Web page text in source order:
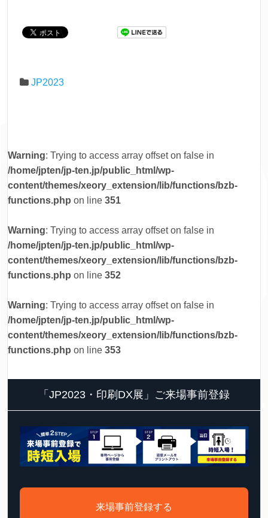
JP2023
Warning: Trying to access array offset on false in
/home/jpten/jp-ten.jp/public_html/wp-
content/themes/xeory_extension/lib/functions/bzb-
functions.php on line 351
Warning: Trying to access array offset on false in
/home/jpten/jp-ten.jp/public_html/wp-
content/themes/xeory_extension/lib/functions/bzb-
functions.php on line 352
Warning: Trying to access array offset on false in
/home/jpten/jp-ten.jp/public_html/wp-
content/themes/xeory_extension/lib/functions/bzb-
functions.php on line 353
「JP2023・印刷DX展」ご来場事前登録
来場事前登録する